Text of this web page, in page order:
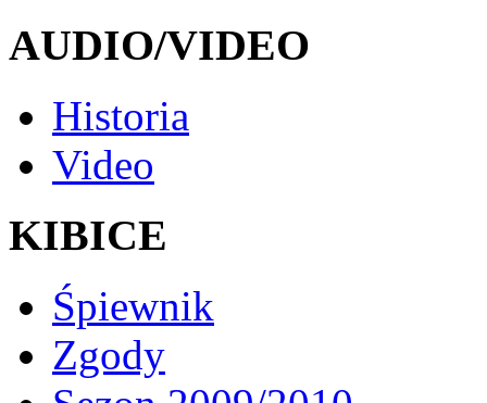
AUDIO/VIDEO
Historia
Video
KIBICE
Śpiewnik
Zgody